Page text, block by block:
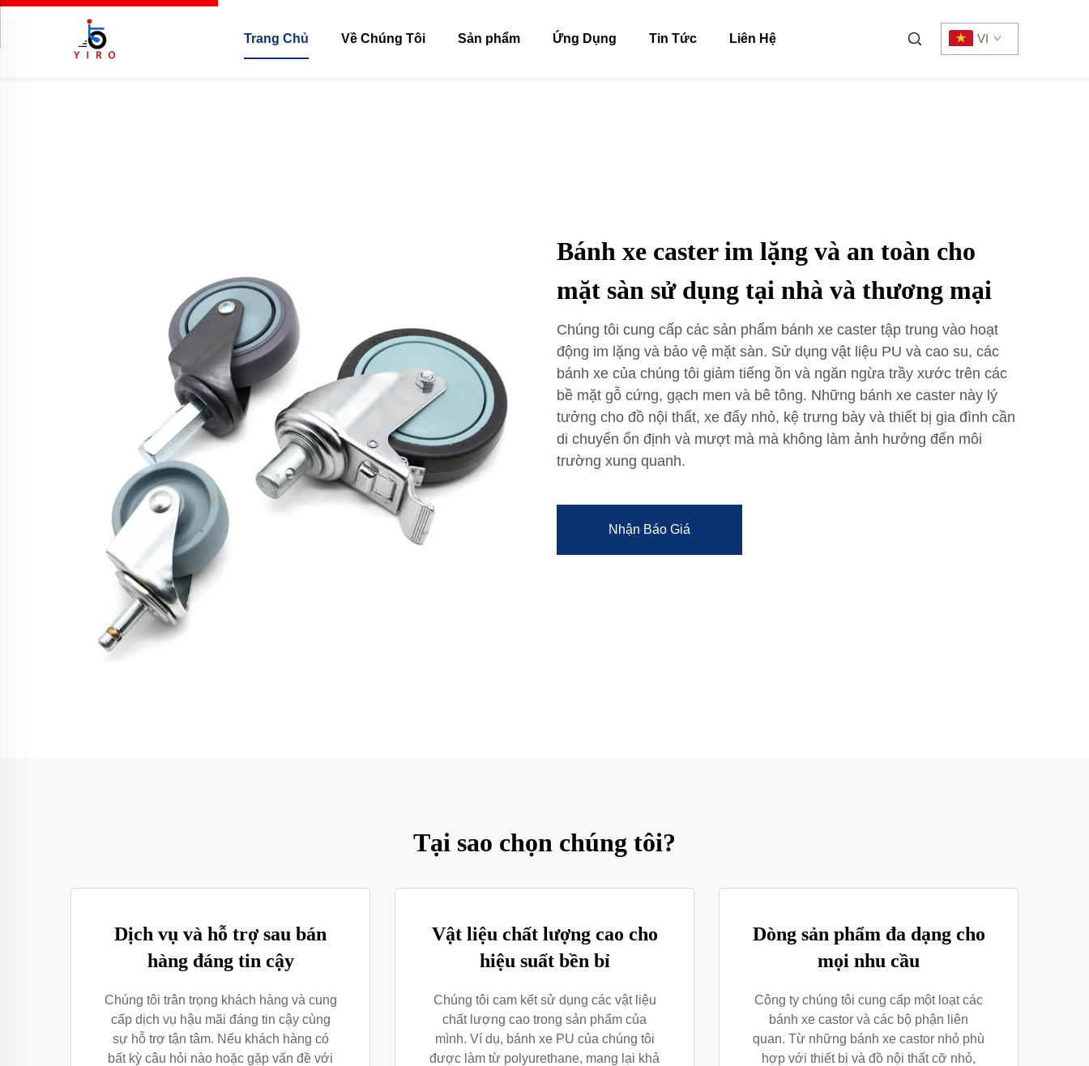
Trang Chủ Về Chúng Tôi Sản phẩm Ứng Dụng Tin Tức Liên Hệ VI
Bánh xe caster im lặng và an toàn cho
mặt sàn sử dụng tại nhà và thương mại
Chúng tôi cung cấp các sản phẩm bánh xe caster tập trung vào hoạt
động im lặng và bảo vệ mặt sàn. Sử dụng vật liệu PU và cao su, các
bánh xe của chúng tôi giảm tiếng ồn và ngăn ngừa trầy xước trên các
bề mặt gỗ cứng, gạch men và bê tông. Những bánh xe caster này lý
tưởng cho đồ nội thất, xe đẩy nhỏ, kệ trưng bày và thiết bị gia đình cần
di chuyển ổn định và mượt mà mà không làm ảnh hưởng đến môi
trường xung quanh.
Nhận Báo Giá
Tại sao chọn chúng tôi?
Dịch vụ và hỗ trợ sau bán
hàng đáng tin cậy
Chúng tôi trân trọng khách hàng và cung
cấp dịch vụ hậu mãi đáng tin cậy cùng
sự hỗ trợ tận tâm. Nếu khách hàng có
bất kỳ câu hỏi nào hoặc gặp vấn đề với
Vật liệu chất lượng cao cho
hiệu suất bền bỉ
Chúng tôi cam kết sử dụng các vật liệu
chất lượng cao trong sản phẩm của
mình. Ví dụ, bánh xe PU của chúng tôi
được làm từ polyurethane, mang lại khả
Dòng sản phẩm đa dạng cho
mọi nhu cầu
Công ty chúng tôi cung cấp một loạt các
bánh xe castor và các bộ phận liên
quan. Từ những bánh xe castor nhỏ phù
hợp với thiết bị và đồ nội thất cỡ nhỏ,